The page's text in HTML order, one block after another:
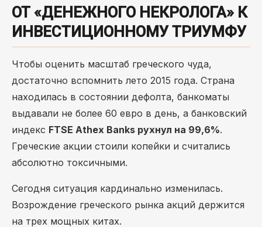
ОТ «ДЕНЕЖНОГО НЕКРОЛОГА» К
ИНВЕСТИЦИОННОМУ ТРИУМФУ
Чтобы оценить масштаб греческого чуда,
достаточно вспомнить лето 2015 года. Страна
находилась в состоянии дефолта, банкоматы
выдавали не более 60 евро в день, а банковский
индекс FTSE Athex Banks рухнул на 99,6%.
Греческие акции стоили копейки и считались
абсолютно токсичными.
Сегодня ситуация кардинально изменилась.
Возрождение греческого рынка акций держится
на трех мощных китах.